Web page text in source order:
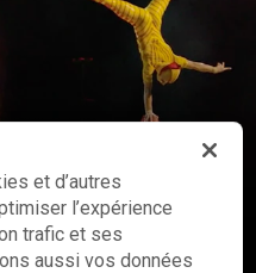
et d’autres
l’expérience
trafic et ses
aussi vos données